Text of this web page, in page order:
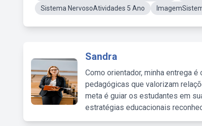
Sistema NervosoAtividades 5 Ano
Sandra
Como orientador, minha entrega
pedagógicas que valorizam
meta é guiar os estudantes em
estratégias educacionais